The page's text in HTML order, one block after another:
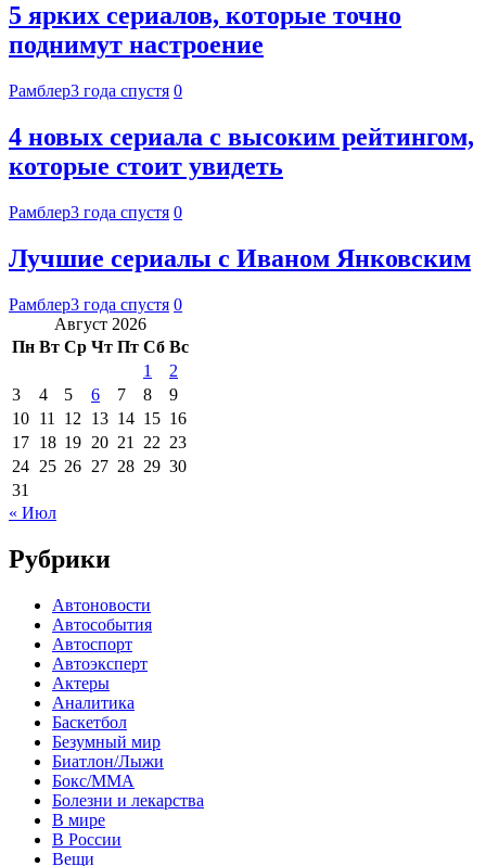
5 ярких сериалов, которые точно
поднимут настроение
Рамблер3 года спустя 0
4 новых сериала с высоким рейтингом,
которые стоит увидеть
Рамблер3 года спустя 0
Лучшие сериалы с Иваном Янковским
Рамблер3 года спустя 0
Август 2026
Пн Вт Ср Чт Пт Сб Вс
1
2
3
4 5 6 7 8
9
10 11 12 13 14 15 16
17 18 19 20 21 22 23
24 25 26 27 28 29 30
31
« Июл
Рубрики
Автоновости
Автособытия
Автоспорт
Автоэксперт
Актеры
Аналитика
Баскетбол
Безумный мир
Биатлон/Лыжи
Бокс/MMA
Болезни и лекарства
В мире
В России
Вещи